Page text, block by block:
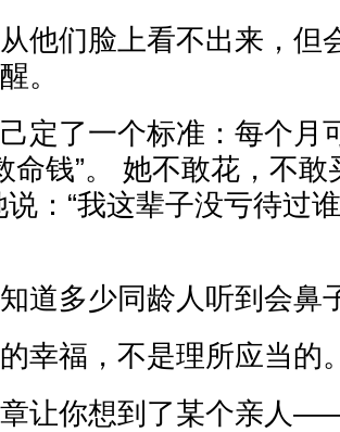
他们脸上看不出来，但
。
定了一个标准：每个月
命钱”。 她不敢花，不
：“我这辈子没亏待过
道多少同龄人听到会鼻
幸福，不是理所应当的
让你想到了某个亲人